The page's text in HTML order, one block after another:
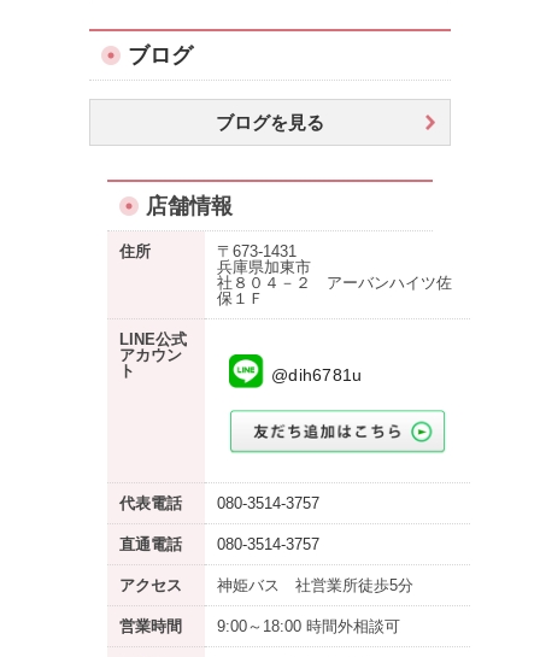
ブログ
ブログを見る
店舗情報
住所
〒673-1431
兵庫県加東市
社８０４－２ アーバンハイツ佐
保１Ｆ
LINE公式
アカウン
ト
@dih6781u
代表電話 080-3514-3757
直通電話 080-3514-3757
アクセス 神姫バス 社営業所徒歩5分
営業時間 9:00～18:00 時間外相談可